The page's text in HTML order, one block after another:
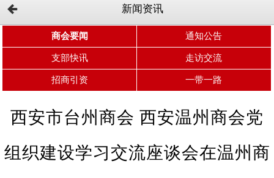
新闻资讯
商会要闻 通知公告
支部快讯 走访交流
招商引资 一带一路
西安市台州商会 西安温州商会党
组织建设学习交流座谈会在温州商